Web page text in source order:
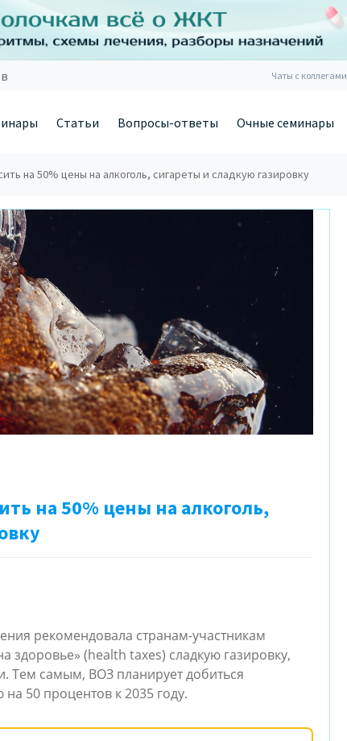
Чаты с коллегами
Статьи Вопросы-ответы Очные семинары
на 50% цены на алкоголь, сигареты и сладкую газировку
на 50% цены на алкоголь,
рекомендовала странам-участникам
(health taxes) сладкую газировку,
Тем самым, ВОЗ планирует добиться
50 процентов к 2035 году.